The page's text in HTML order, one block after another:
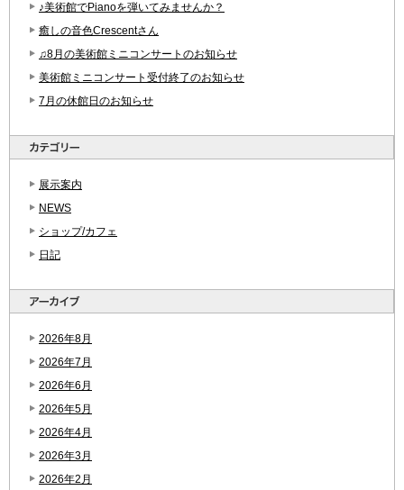
♪美術館でPianoを弾いてみませんか？
癒しの音色Crescentさん
♫8月の美術館ミニコンサートのお知らせ
美術館ミニコンサート受付終了のお知らせ
7月の休館日のお知らせ
展示案内
NEWS
ショップ/カフェ
日記
2026年8月
2026年7月
2026年6月
2026年5月
2026年4月
2026年3月
2026年2月